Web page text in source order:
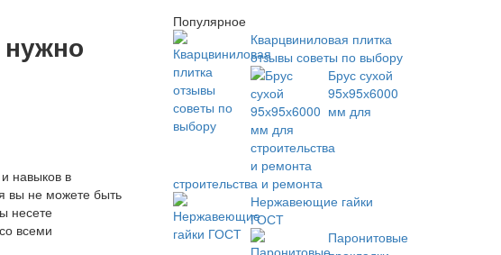
навыков в
вы не можете быть
несете
всеми
Популярное
Кварцвиниловая плитка
отзывы советы по выбору
Брус сухой
95х95х6000
мм для
строительства и ремонта
Нержавеющие гайки
ГОСТ
Паронитовые